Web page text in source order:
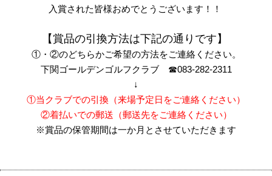
入賞された皆様おめでとうございます！！
【賞品の引換方法は下記の通りです】
①・②のどちらかご希望の方法をご連絡ください。
下関ゴールデンゴルフクラブ ☎083-282-2311
↓
①当クラブでの引換（来場予定日をご連絡ください）
②着払いでの郵送（郵送先をご連絡ください）
※賞品の保管期間は一か月とさせていただきます